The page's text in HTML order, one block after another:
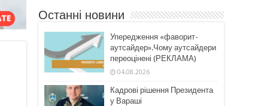
Останні новини
Упередження «фаворит-
аутсайдер».Чому аутсайдери
переоцінені (РЕКЛАМА)
04.08.2026
Кадрові рішення Президента
у Вараші